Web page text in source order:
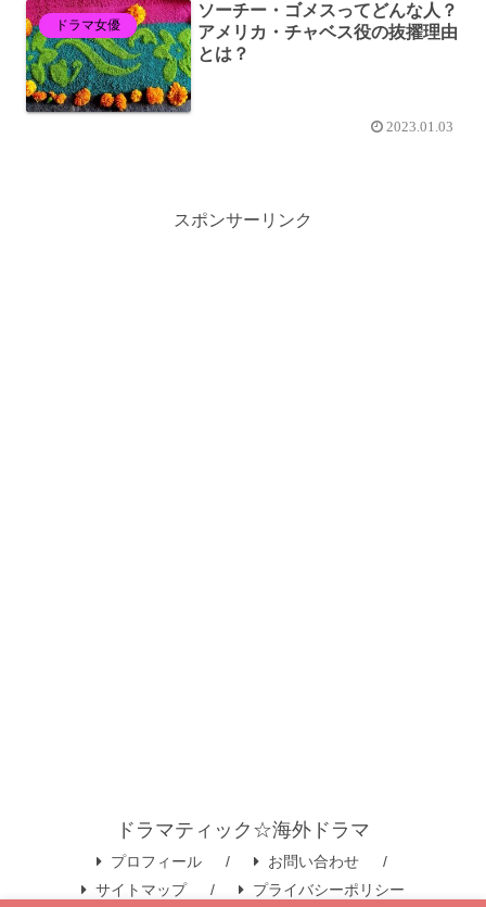
ドラマ女優
ソーチー・ゴメスってどんな人？
アメリカ・チャベス役の抜擢理由
とは？
2023.01.03
スポンサーリンク
ドラマティック☆海外ドラマ
プロフィール
お問い合わせ
サイトマップ
プライバシーポリシー